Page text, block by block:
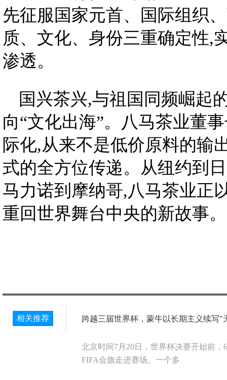
先征服国家元首、国际组织
质、文化、身份三重确定性,
渗透。
国兴茶兴,与祖国同频崛起
向“文化出海”。八马茶业董
际化,从来不是低价原料的输
式的全方位传递。从纽约到
马力诺到摩纳哥,八马茶业正
重回世界舞台中央的新故事。
相关推荐 跨越三届世界杯，蒙牛以长期主义续写"
北京时间7月20日，世界杯决赛开始前
FIFA会旗走进赛场。一个多